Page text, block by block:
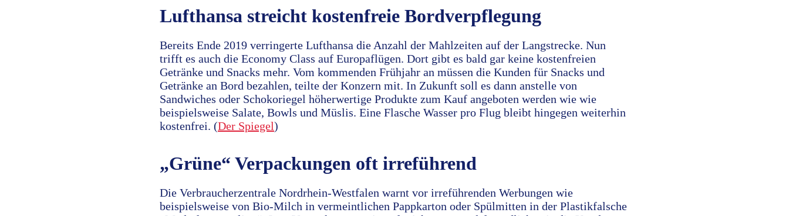
Lufthansa streicht kostenfreie Bordverpflegung
Bereits Ende 2019 verringerte Lufthansa die Anzahl der Mahlzeiten auf der Langstrecke. Nun
trifft es auch die Economy Class auf Europaflügen. Dort gibt es bald gar keine kostenfreien
Getränke und Snacks mehr. Vom kommenden Frühjahr an müssen die Kunden für Snacks und
Getränke an Bord bezahlen, teilte der Konzern mit. In Zukunft soll es dann anstelle von
Sandwiches oder Schokoriegel höherwertige Produkte zum Kauf angeboten werden wie wie
beispielsweise Salate, Bowls und Müslis. Eine Flasche Wasser pro Flug bleibt hingegen weiterhin
kostenfrei. (Der Spiegel)
„Grüne“ Verpackungen oft irreführend
Die Verbraucherzentrale Nordrhein-Westfalen warnt vor irreführenden Werbungen wie
beispielsweise von Bio-Milch in vermeintlichen Pappkarton oder Spülmitten in der Plastikfalsche